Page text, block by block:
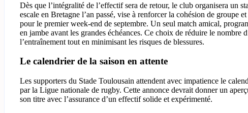
Dès que l’intégralité de l’effectif sera de retour, le club organisera un
escale en Bretagne l’an passé, vise à renforcer la cohésion de groupe
pour le premier week-end de septembre. Un seul match amical,
en jambe avant les grandes échéances. Ce choix de réduire le nombre
l’entraînement tout en minimisant les risques de blessures.
Le calendrier de la saison en attente
Les supporters du Stade Toulousain attendent avec impatience le
par la Ligue nationale de rugby. Cette annonce devrait donner un
son titre avec l’assurance d’un effectif solide et expérimenté.